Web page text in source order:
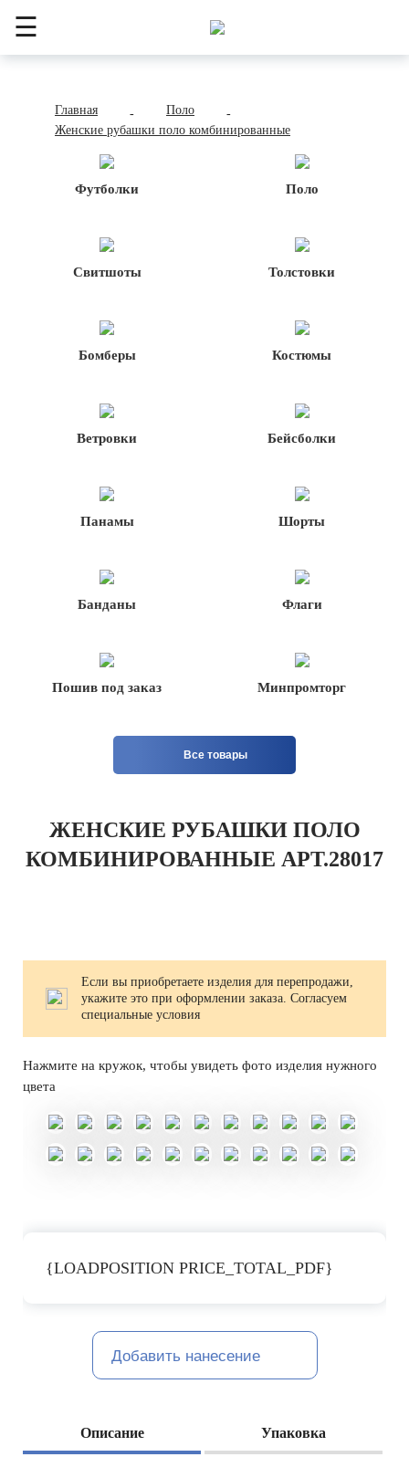
☰
Главная - Поло
-
Женские рубашки поло комбинированные
Футболки Поло
Свитшоты Толстовки
Бомберы Костюмы
Ветровки Бейсболки
Панамы Шорты
Банданы Флаги
Пошив под заказ Минпромторг
Все товары
ЖЕНСКИЕ РУБАШКИ ПОЛО
КОМБИНИРОВАННЫЕ АРТ.28017
Если вы приобретаете изделия для перепродажи,
укажите это при оформлении заказа. Согласуем
специальные условия
Нажмите на кружок, чтобы увидеть фото изделия нужного
цвета
{LOADPOSITION PRICE_TOTAL_PDF}
Добавить нанесение
Описание Упаковка